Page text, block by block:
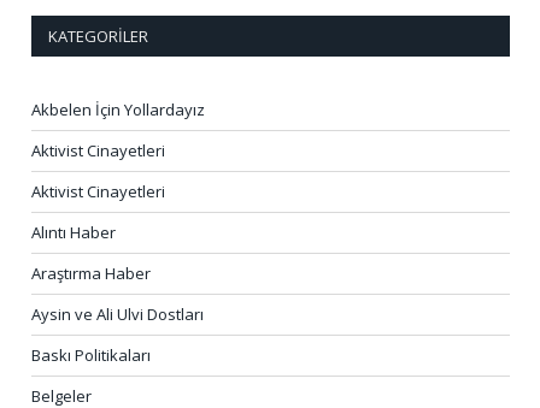
KATEGORILER
Akbelen İçin Yollardayız
Aktivist Cinayetleri
Aktivist Cinayetleri
Alıntı Haber
Araştırma Haber
Aysin ve Ali Ulvi Dostları
Baskı Politikaları
Belgeler